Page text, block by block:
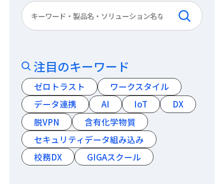
注目のキーワード
ゼロトラスト
ワークスタイル
データ連携
AI IoT
DX
脱VPN
含有化学物質
セキュリティデータ組み込み
校務DX
GIGAスクール